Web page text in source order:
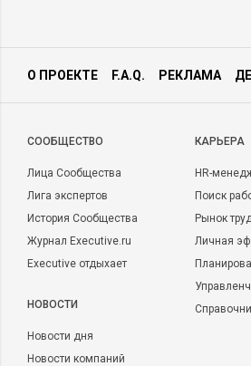
О ПРОЕКТЕ F.A.Q. РЕКЛАМА
CООБЩЕСТВО
Лица Сообщества
Лига экспертов
История Сообщества
Журнал Executive.ru
Executive отдыхает
НОВОСТИ
Новости дня
Новости компаний
КАРЬЕРА
HR-
Поиск
Рынок
Личная